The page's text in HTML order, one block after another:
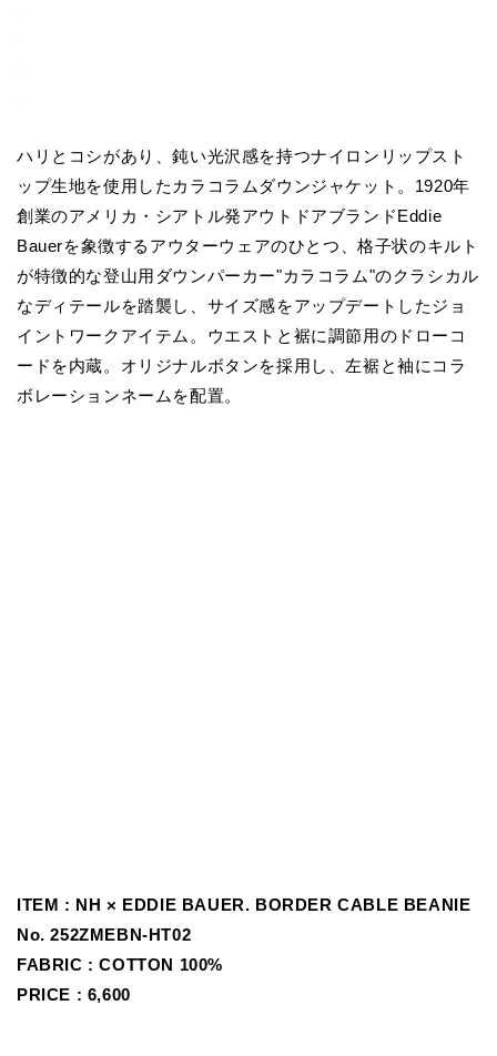
ハリとコシがあり、鈍い光沢感を持つナイロンリップスト
ップ生地を使用したカラコラムダウンジャケット。1920年
創業のアメリカ・シアトル発アウトドアブランドEddie
Bauerを象徴するアウターウェアのひとつ、格子状のキルト
が特徴的な登山用ダウンパーカー"カラコラム"のクラシカル
なディテールを踏襲し、サイズ感をアップデートしたジョ
イントワークアイテム。ウエストと裾に調節用のドローコ
ードを内蔵。オリジナルボタンを採用し、左裾と袖にコラ
ボレーションネームを配置。
ITEM : NH × EDDIE BAUER. BORDER CABLE BEANIE
No.252ZMEBN-HT02
FABRIC : COTTON 100%
PRICE : 6,600